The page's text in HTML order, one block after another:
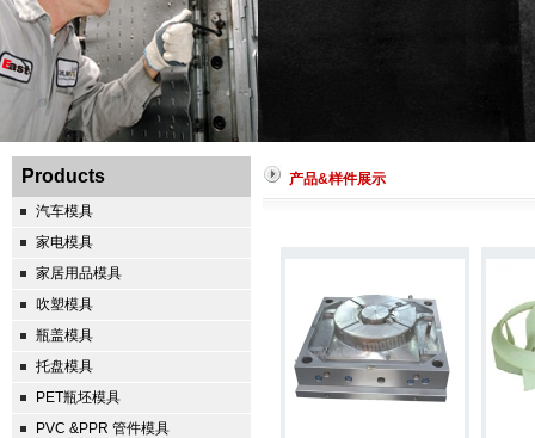
Products
汽车模具
家电模具
家居用品模具
吹塑模具
瓶盖模具
托盘模具
PET瓶坯模具
PVC &PPR 管件模具
产品&样件展示